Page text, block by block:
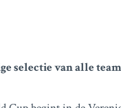
selectie van alle